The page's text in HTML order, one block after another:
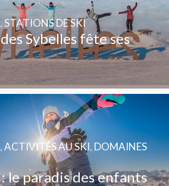
Sybelles fête ses
,STATIONS DE SKI
: le paradis des enfants
,ACTIVITÉS AU SKI, DOMAINES